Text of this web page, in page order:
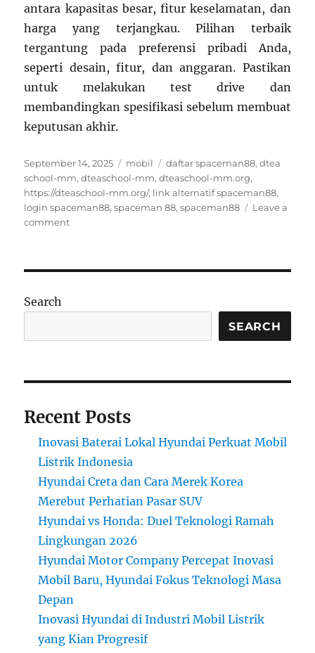
antara kapasitas besar, fitur keselamatan, dan
harga yang terjangkau. Pilihan terbaik
tergantung pada preferensi pribadi Anda,
seperti desain, fitur, dan anggaran. Pastikan
untuk melakukan test drive dan
membandingkan spesifikasi sebelum membuat
keputusan akhir.
Posted
on
September 14, 2025 Categories
mobil Tags
daftar spaceman88,dtea
school-mm,dteaschool-mm,dteaschool-mm.org,
https://dteaschool-mm.org/, link alternatif spaceman88,
login spaceman88,spaceman 88,spaceman88
Leave a
commenton
Besar,
dan
Search
SEARCH
Recent Posts
Inovasi Baterai Lokal Hyundai Perkuat Mobil
Listrik Indonesia
Hyundai Creta dan Cara Merek Korea
Merebut Perhatian Pasar SUV
Hyundai vs Honda: Duel Teknologi Ramah
Lingkungan 2026
Hyundai Motor Company Percepat Inovasi
Mobil Baru, Hyundai Fokus Teknologi Masa
Depan
Inovasi Hyundai di Industri Mobil Listrik
yang Kian Progresif